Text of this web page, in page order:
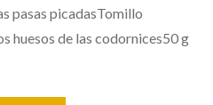
pasas picadasTomillo
huesos de las codornices50 g